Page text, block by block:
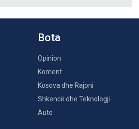
Bota
Opinion
Koment
Kosova dhe Rajoni
Shkencë dhe Teknologji
Auto